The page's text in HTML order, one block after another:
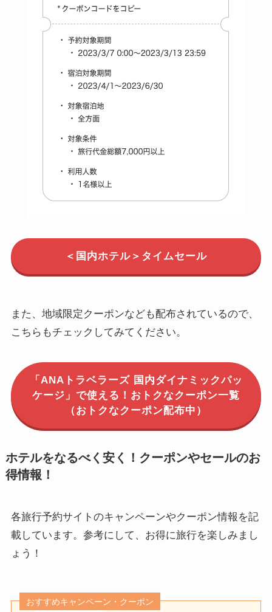
＜国内ホテル＞タイムセール
また、地域限定クーポンなども配布されているので、
こちらもチェックしてみてください。
「ANAトラベラーズ 国内ダイナミックパッ
ケージ」で使える！おトクなクーポン一覧
（おトクなクーポン配布中）
ホテルをなるべく安く！クーポンやセールのお
得情報！
各旅行予約サイトのキャンペーンやクーポン情報を記
載しています。参考にして、お得に旅行を楽しみまし
ょう！
おすすめキャンペーン・クーポン